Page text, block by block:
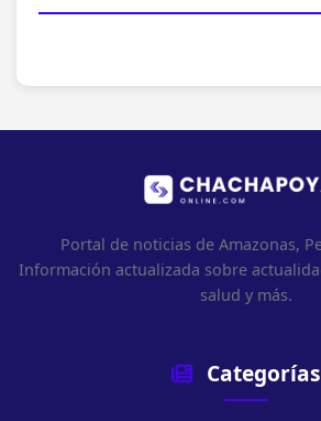
Portal de noticias de Amazonas,
Información actualizada sobre
salud y más.
Categorías